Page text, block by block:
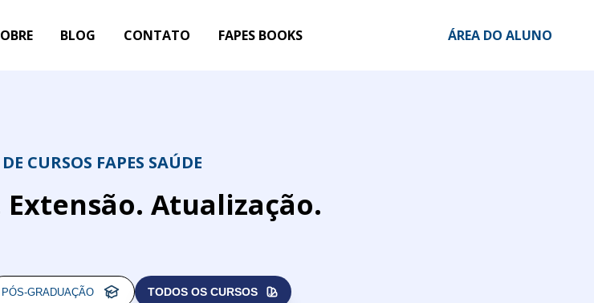
BLOG CONTATO FAPES BOOKS ÁREA DO ALUNO
CURSOS FAPES SAÚDE
Atualização.
PÓS-GRADUAÇÃO TODOS OS CURSOS